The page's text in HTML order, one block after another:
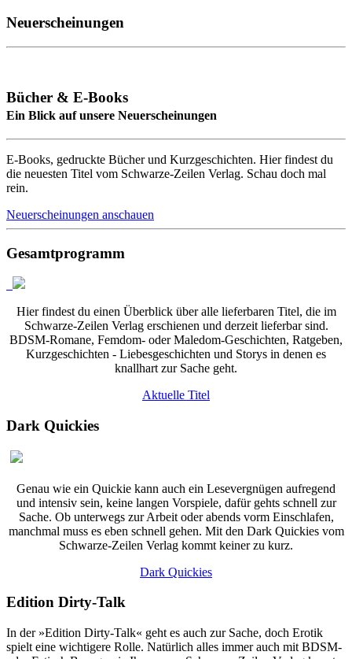
Neuerscheinungen
Bücher & E-Books
Ein Blick auf unsere Neuerscheinungen
E-Books, gedruckte Bücher und Kurzgeschichten. Hier findest du
die neuesten Titel vom Schwarze-Zeilen Verlag. Schau doch mal
rein.
Neuerscheinungen anschauen
Gesamtprogramm
Hier findest du einen Überblick über alle lieferbaren Titel, die im
Schwarze-Zeilen Verlag erschienen und derzeit lieferbar sind.
BDSM-Romane, Femdom- oder Maledom-Geschichten, Ratgeben,
Kurzgeschichten - Liebesgeschichten und Storys in denen es
knallhart zur Sache geht.
Aktuelle Titel
Dark Quickies
Genau wie ein Quickie kann auch ein Lesevergnügen aufregend
und intensiv sein, keine langen Vorspiele, dafür gehts schnell zur
Sache. Ob unterwegs zur Arbeit oder abends vorm Einschlafen,
manchmal muss es eben schnell gehen. Mit den Dark Quickies vom
Schwarze-Zeilen Verlag kommt keiner zu kurz.
Dark Quickies
Edition Dirty-Talk
In der »Edition Dirty-Talk« geht es auch zur Sache, doch Erotik
spielt eine wichtigere Rolle. Natürlich alles immer auch mit BDSM-